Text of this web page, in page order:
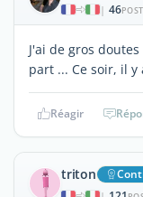
| 46
J'ai de gros
part ... Ce soir, il y
Réagir
triton